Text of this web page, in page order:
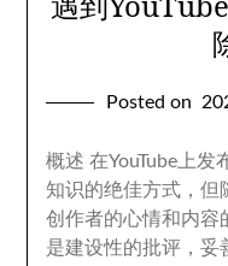
Posted on
概述 在YouTube上
知识的绝佳方式 ，但
创作者的心情和内容
是建设性的批评 ，妥